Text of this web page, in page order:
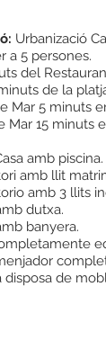
Urbanizació
a 5 persones.
del
de la
Mar 5 minuts
Mar 15 minuts
amb piscina.
amb llit
amb 3 llits
dutxa.
banyera.
disposa de